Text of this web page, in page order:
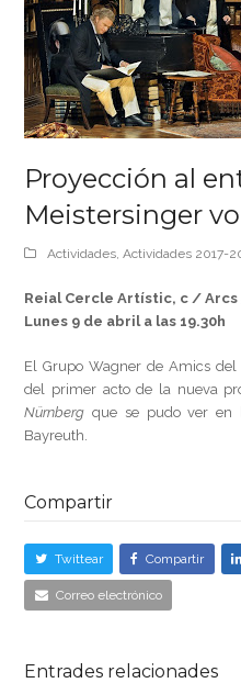
Proyección al
Meistersinger
Actividades,Actividades 2017-
Reial Cercle Artístic, c / Arcs
Lunes 9 de abril a las 19.30h
El Grupo Wagner de Amics
del primer acto de la nueva
Nürnberg que se pudo ver en
Bayreuth.
Compartir
Twittear Compartir
Correo electrónico
Entrades relacionades